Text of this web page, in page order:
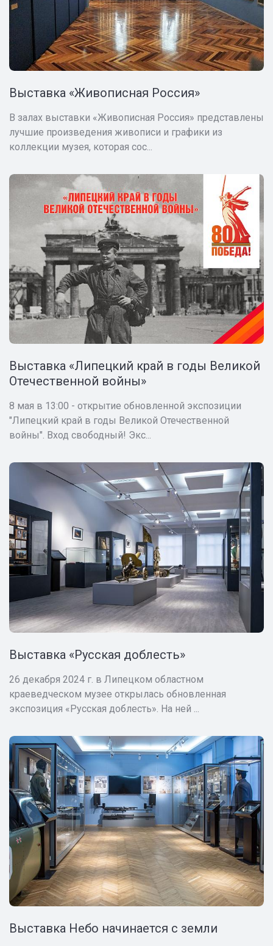
Выставка «Живописная Россия»
В залах выставки «Живописная Россия» представлены
лучшие произведения живописи и графики из
коллекции музея, которая сос...
Выставка «Липецкий край в годы Великой
Отечественной войны»
8 мая в 13:00 - открытие обновленной экспозиции
"Липецкий край в годы Великой Отечественной
войны". Вход свободный! Экс...
Выставка «Русская доблесть»
26 декабря 2024 г. в Липецком областном
краеведческом музее открылась обновленная
экспозиция «Русская доблесть». На ней ...
Выставка Небо начинается с земли